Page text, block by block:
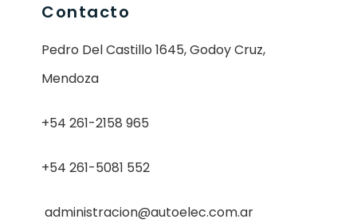
Contacto
Pedro Del Castillo 1645, Godoy Cruz,
Mendoza
+54 261-2158 965
+54 261-5081 552
administracion@autoelec.com.ar